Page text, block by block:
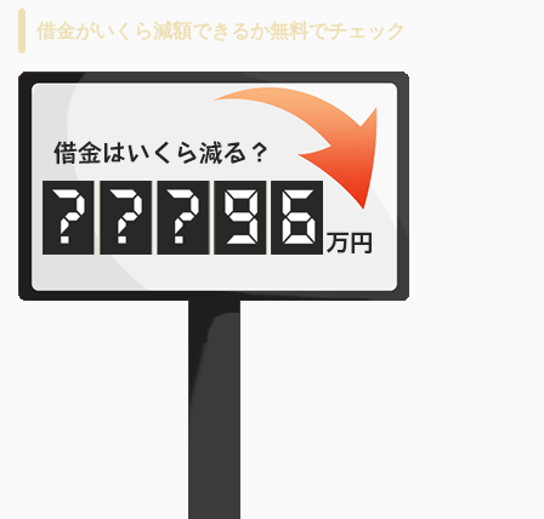
借金がいくら減額できるか無料でチェック